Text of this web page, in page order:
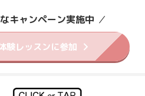
キャンペーン実施中 ／
験レッスンに参加